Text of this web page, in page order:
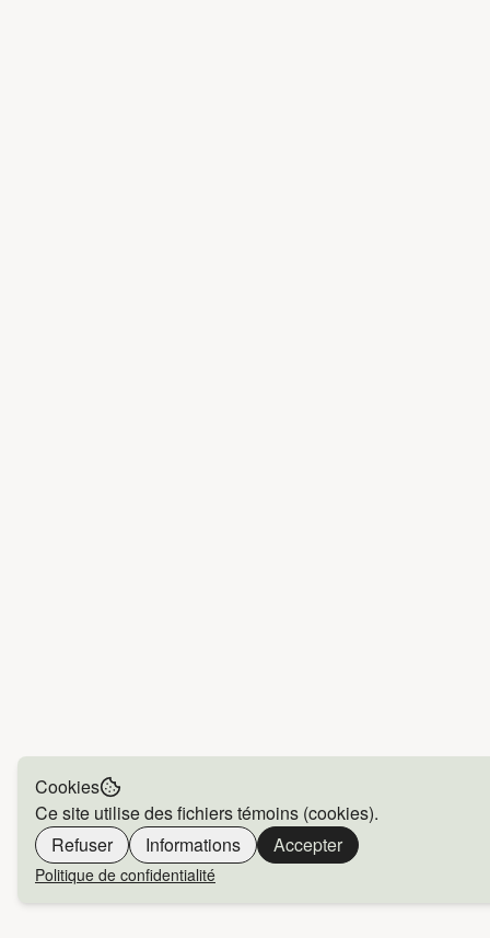
Cookies
Ce site utilise des fichiers témoins (cookies).
Refuser
Informations Accepter
Politique de confidentialité